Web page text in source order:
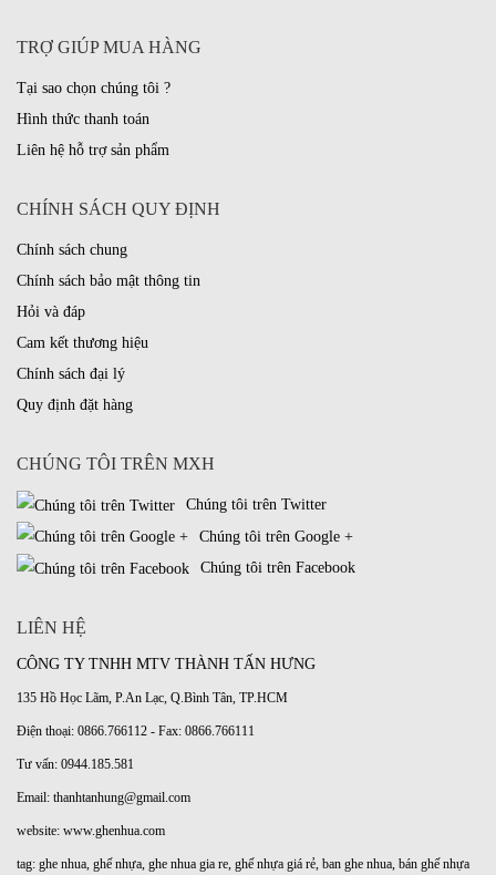
TRỢ GIÚP MUA HÀNG
Tại sao chọn chúng tôi ?
Hình thức thanh toán
Liên hệ hỗ trợ sản phẩm
CHÍNH SÁCH QUY ĐỊNH
Chính sách chung
Chính sách bảo mật thông tin
Hỏi và đáp
Cam kết thương hiệu
Chính sách đại lý
Quy định đặt hàng
CHÚNG TÔI TRÊN MXH
Chúng tôi trên Twitter
Chúng tôi trên Google +
Chúng tôi trên Facebook
LIÊN HỆ
CÔNG TY TNHH MTV THÀNH TẤN HƯNG
135 Hồ Học Lãm, P.An Lạc, Q.Bình Tân, TP.HCM
Điện thoại: 0866.766112 - Fax: 0866.766111
Tư vấn: 0944.185.581
Email: thanhtanhung@gmail.com
website: www.ghenhua.com
tag: ghe nhua, ghế nhựa, ghe nhua gia re, ghế nhựa giá rẻ, ban ghe nhua, bán ghế nhựa